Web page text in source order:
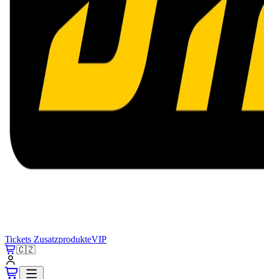
Tickets ZusatzprodukteVIP
🇨🇿